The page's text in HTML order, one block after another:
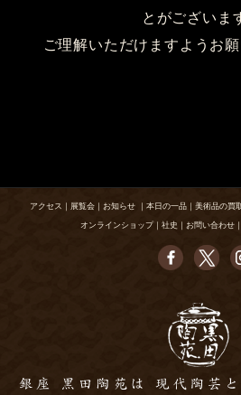
とがございま
ご理解いただけますようお
アクセス ｜ 展覧会 ｜ お知らせ ｜ 本日の一品 ｜ 美術品の買
オンラインショップ｜ 社史 ｜ お問い合わせ ｜